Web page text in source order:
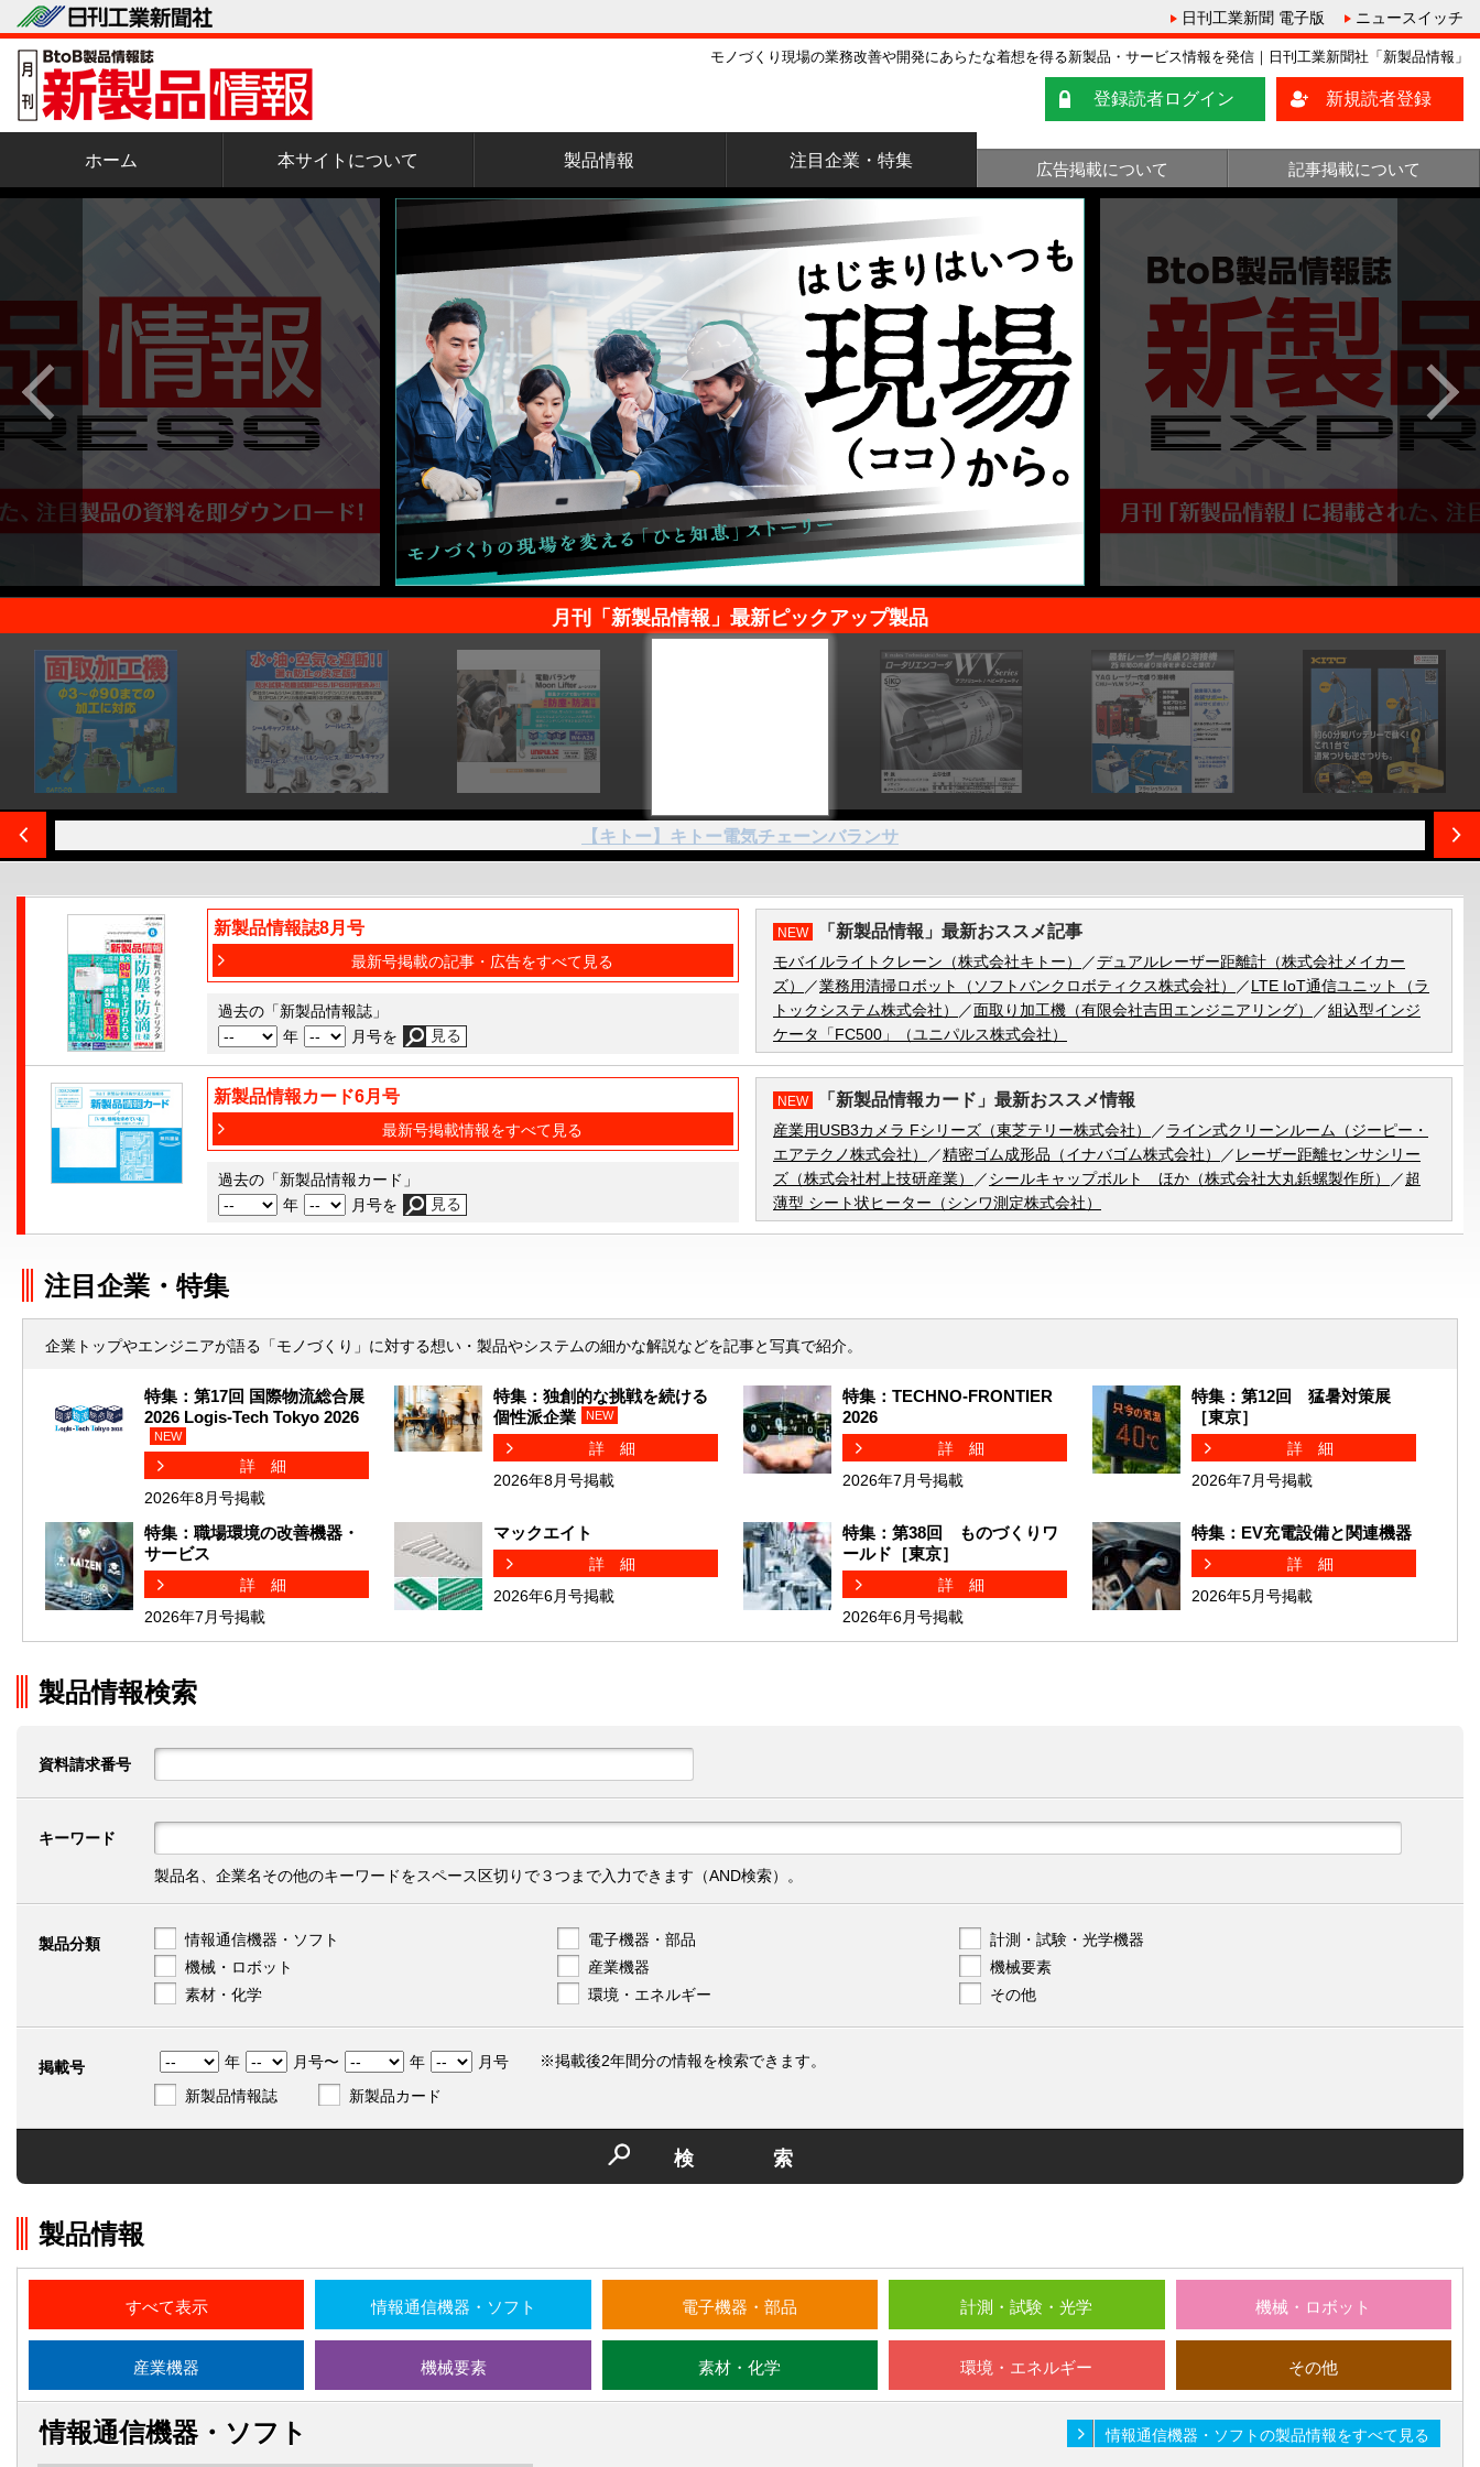
日刊工業新聞 電子版 ニュースイッチ
モノづくり現場の業務改善や開発にあらたな着想を得る新製品・サービス情報を発信｜日刊工業新聞社「新製品情報」
登録読者ログイン 新規読者登録
ホーム 本サイトについて 製品情報 注目企業・特集 広告掲載について 記事掲載について
月刊「新製品情報」最新ピックアップ製品
【キトー】キトー電気チェーンバランサ
新製品情報誌8月号
最新号掲載の記事・広告をすべて見る
過去の「新製品情報誌」
年
月号を
NEW 「新製品情報」最新おススメ記事
モバイルライトクレーン（株式会社キトー） ／デュアルレーザー距離計（株式会社メイカー
ズ）
／業務用清掃ロボット（ソフトバンクロボティクス株式会社） ／LTE IoT通信ユニット（ラ
トックシステム株式会社）
／面取り加工機（有限会社吉田エンジニアリング） ／組込型インジ
ケータ「FC500」（ユニパルス株式会社）
新製品情報カード6月号
最新号掲載情報をすべて見る
過去の「新製品情報カード」
年
月号を
NEW 「新製品情報カード」最新おススメ情報
産業用USB3カメラ Fシリーズ（東芝テリー株式会社） ／ライン式クリーンルーム（ジーピー・
エアテクノ株式会社）
／精密ゴム成形品（イナバゴム株式会社） ／ レーザー距離センサシリー
ズ（株式会社村上技研産業）
／シールキャップボルト ほか（株式会社大丸鋲螺製作所） ／超
薄型 シート状ヒーター（シンワ測定株式会社）
注目企業・特集
企業トップやエンジニアが語る「モノづくり」に対する想い・製品やシステムの細かな解説などを記事と写真で紹介。
特集：第17回 国際物流総合展
2026 Logis-Tech Tokyo 2026
NEW
詳細
2026年8月号掲載
特集：独創的な挑戦を続ける
個性派企業
NEW
詳細
2026年8月号掲載
特集：TECHNO-FRONTIER
2026
詳細
2026年7月号掲載
特集：第12回 猛暑対策展
［東京］
詳細
2026年7月号掲載
特集：職場環境の改善機器・
サービス
詳細
2026年7月号掲載
マックエイト
詳細
2026年6月号掲載
特集：第38回 ものづくりワ
ールド［東京］
詳細
2026年6月号掲載
特集：EV充電設備と関連機器
詳細
2026年5月号掲載
製品情報検索
資料請求番号
キーワード
製品名、企業名その他のキーワードをスペース区切りで３つまで入力できます（AND検索）。
製品分類 情報通信機器・ソフト 電子機器・部品
計測・試験・光学機器
機械・ロボット
産業機器
機械要素
素材・化学
環境・エネルギー その他
掲載号 年 月号〜 年
月号
新製品情報誌
新製品カード
※掲載後2年間分の情報を検索できます。
検索
製品情報
すべて表示 情報通信機器・ソフト 電子機器・部品 計測・試験・光学 機械・ロボット
産業機器 機械要素 素材・化学 環境・エネルギー その他
情報通信機器・ソフト 情報通信機器・ソフトの製品情報をすべて見る